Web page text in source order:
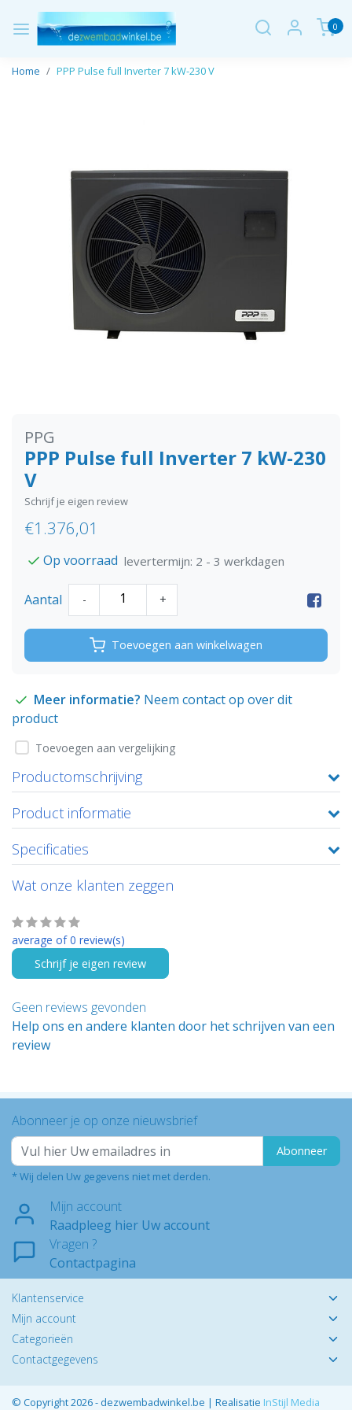
0
Home PPP Pulse full Inverter 7 kW-230 V
PPG
PPP Pulse full Inverter 7 kW-230
V
Schrijf je eigen review
€1.376,01
Op voorraad levertermijn: 2 - 3 werkdagen
Aantal - +
Toevoegen aan winkelwagen
Meer informatie? Neem contact op over dit
product
Toevoegen aan vergelijking
Productomschrijving
Product informatie
Specificaties
Wat onze klanten zeggen
average of 0 review(s)
Schrijf je eigen review
Geen reviews gevonden
Help ons en andere klanten door het schrijven van een
review
Abonneer je op onze nieuwsbrief
Abonneer
* Wij delen Uw gegevens niet met derden.
Mijn account
Raadpleeg hier Uw account
Vragen ?
Contactpagina
Klantenservice
Mijn account
Categorieën
Contactgegevens
© Copyright 2026 - dezwembadwinkel.be | Realisatie InStijl Media